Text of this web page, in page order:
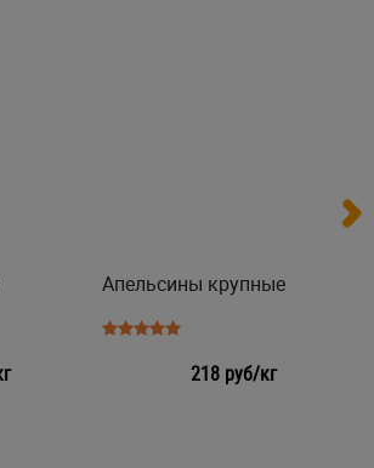
Апельсины крупные
218 руб/кг